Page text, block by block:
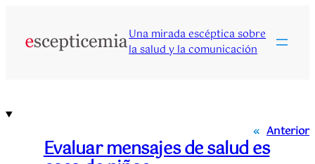
contenido
Una mirada escéptica sobre
la salud y la comunicación
« Anterior
Evaluar mensajes de salud es